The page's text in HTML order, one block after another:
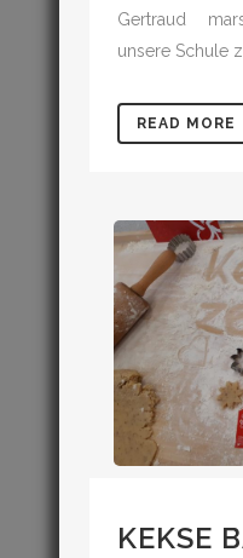
Gertraud
unsere Schule
READ MORE
KEKSE